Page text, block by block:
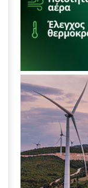
επέκταση των
18/06/2026